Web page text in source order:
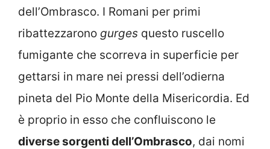
dell’Ombrasco. I Romani per primi
ribattezzarono gurges questo ruscello
fumigante che scorreva in superficie per
gettarsi in mare nei pressi dell’odierna
pineta del Pio Monte della Misericordia. Ed
è proprio in esso che confluiscono le
diverse sorgenti dell’Ombrasco, dai nomi